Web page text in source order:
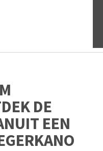
DE
EEN